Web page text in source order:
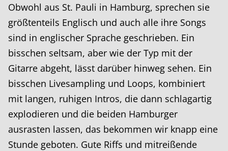
Obwohl aus St. Pauli in Hamburg, sprechen sie
größtenteils Englisch und auch alle ihre Songs
sind in englischer Sprache geschrieben. Ein
bisschen seltsam, aber wie der Typ mit der
Gitarre abgeht, lässt darüber hinweg sehen. Ein
bisschen Livesampling und Loops, kombiniert
mit langen, ruhigen Intros, die dann schlagartig
explodieren und die beiden Hamburger
ausrasten lassen, das bekommen wir knapp eine
Stunde geboten. Gute Riffs und mitreißende